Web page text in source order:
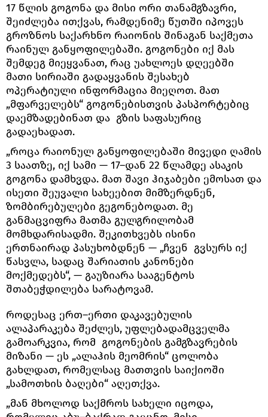
17 წლის გოგონა და მისი ორი თანამგზავრი,
შეიძლება ითქვას, რამდენიმე წუთში იპოვეს
გროზნოს საქარხნო რაიონის შინაგან საქმეთა
რაინულ განყოფილებაში. გოგონები იქ მას
შემდეგ მიეყვანათ, რაც უახლოეს დღეებში
მათი სირიაში გადაყვანის შესახებ
ოპერატიული ინფორმაცია მიეღოთ. მათ
„მფარველებს“ გოგონებისთვის პასპორტებიც
დაემზადებინათ და გზის საფასურიც
გადაეხადათ.
„როცა რაიონულ განყოფილებაში მივედი ღამის
3 საათზე, იქ სამი — 17–დან 22 წლამდე ასაკის
გოგონა დამხვდა. მათ შავი ჰიჯაბები ემოსათ და
ისეთი შეუვალი სახეებით მიმზერდნენ,
ზომბირებულები გეგონებოდათ. მე
განმაცვიფრა მათმა გულგრილობამ
მომხდარისადმი. შეკითხვებს ისინი
ერთნაირად პასუხობდნენ — „ჩვენ გვსურს იქ
წასვლა, სადაც შარიათის კანონები
მოქმედებს“, — გაუზიარა სააგენტოს
შთაბეჭდილება სარატოვამ.
როდესაც ერთ–ერთი დაკავებულის
ალაპარაკება შეძლეს, უფლებადამცველმა
გამოარკვია, რომ გოგონების გამგზავრების
მიზანი — ეს „ალაჰის მეომრის“ ცოლობა
გახლდათ, რომელსაც მათთვის საიქიოში
„სამოთხის ბაღები“ აღეთქვა.
„მან მხოლოდ საქმროს სახელი იცოდა,